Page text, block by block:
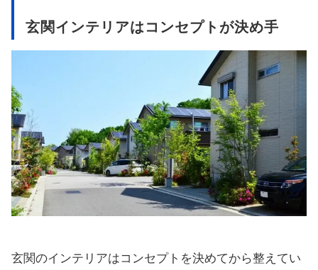
玄関インテリアはコンセプトが決め手
玄関のインテリアはコンセプトを決めてから整えてい